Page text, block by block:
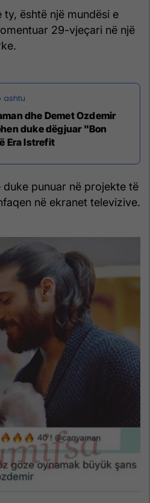
ty, është një mundësi e
29-vjeçari në një
dhe Demet Ozdemir
duke dëgjuar "Bon
Era Istrefit
punuar në projekte të
në ekranet televizive.